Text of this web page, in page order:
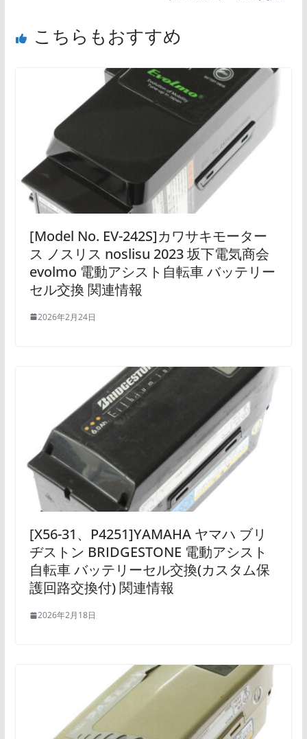
こちらもおすすめ
[Model No. EV-242S]カワサキモーター
ス ノスリス noslisu 2023 坂下電気商会
evolmo 電動アシスト自転車 バッテリー
セル交換 関連情報
2026年2月24日
[X56-31、P4251]YAMAHA ヤマハ ブリ
ヂストン BRIDGESTONE 電動アシスト
自転車 バッテリーセル交換(カスタム保
護回路交換付) 関連情報
2026年2月18日